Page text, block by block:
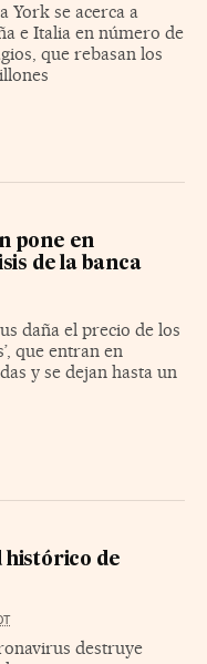
York se acerca a
e Italia en número de
que rebasan los
pone en
de la banca
daña el precio de los
que entran en
y se dejan hasta un
histórico de
destruye